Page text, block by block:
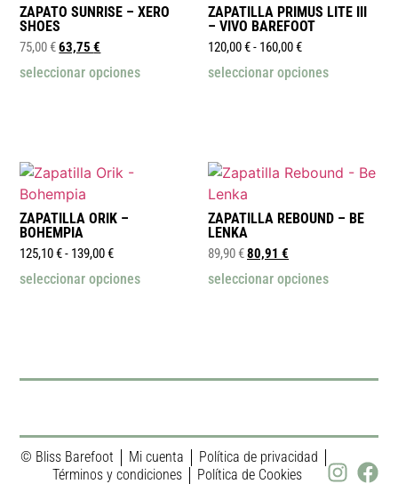
ZAPATO SUNRISE – XERO
SHOES
75,00€63,75€
seleccionar opciones
ZAPATILLA PRIMUS LITE III
– VIVO BAREFOOT
120,00€- 160,00€
seleccionar opciones
ZAPATILLA ORIK –
BOHEMPIA
125,10€- 139,00€
seleccionar opciones
ZAPATILLA REBOUND – BE
LENKA
89,90€80,91 €
seleccionar opciones
© Bliss Barefoot Mi cuenta
Política de privacidad
Términos y condiciones
Política de Cookies